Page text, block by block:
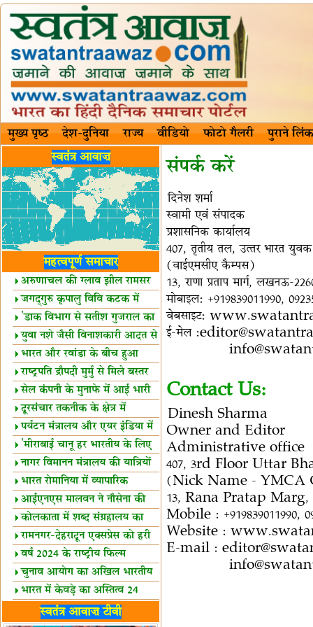
मुख्य पृष्ठ देश-दुनिया राज्य वीडियो फोटो गैलरी पुराने लिंक
संपर्क करें
दिनेश शर्मा
स्वामी एवं संपादक
प्रशासनिक कार्यालय
407, तृतीय तल, उत्‍तर भारत
(वाईएमसीए कैम्‍पस)
13, राणा प्रताप मार्ग, लखनऊ-
मोबाइल: +919839011990,
वेबसाइट:
ई-मेल
Contact Us:
Dinesh Sharma
Owner and Editor
Administrative office
407, 3rd Floor Uttar
(Nick Name - YMCA
13, Rana Pratap
Mobile : +919839011990,
Website :
E-mail :
स्वतंत्र आवाज़
महत्वपूर्ण समाचार
अरुणाचल की ग्लाव झील रामसर
स्थल घोषित
जगद्गुरु कृपालु विवि कटक में
शैक्षिक सत्र शुरू
'डाक विभाग से सतीश गुजराल का
रिश्ता गहरा'
युवा नशे जैसी विनाशकारी आदत से
दूर रहें-मोदी
भारत और रवांडा के बीच हुआ
व्यापार विस्तार
राष्ट्रपति द्रौपदी मुर्मु से मिले बस्तर
के प्रतिनिधि
सेल कंपनी के मुनाफे में आई भारी
उछाल!
दूरसंचार तकनीक के क्षेत्र में
उत्कृष्टता पुरस्कार
पर्यटन मंत्रालय और एयर इंडिया में
समझौता
'मीराबाई चानू हर भारतीय के लिए
प्रेरणा'
नागर विमानन मंत्रालय की यात्रियों
को सलाह
भारत रोमानिया में व्यापारिक
साझेदारियां
आईएनएस मालवन ने नौसेना की
ताकत बढ़ाई
कोलकाता में शब्द संग्रहालय का
उद्घाटन
रामनगर-देहरादून एक्सप्रेस को हरी
झंडीवर्ष 2024 के राष्ट्रीय फिल्म
पुरस्कारों की घोषणा
चुनाव आयोग का अखिल भारतीय
मीडिया सम्मेलन
भारत में केवड़े का अस्तित्‍व 24
लाख वर्ष!
लखनऊ में 'एक राष्ट्र एक चुनाव'
स्वतंत्र आवाज़ टीवी